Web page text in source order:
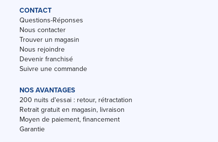
CONTACT
Questions-Réponses
Nous contacter
Trouver un magasin
Nous rejoindre
Devenir franchisé
Suivre une commande
NOS AVANTAGES
200 nuits d'essai : retour, rétractation
Retrait gratuit en magasin, livraison
Moyen de paiement, financement
Garantie